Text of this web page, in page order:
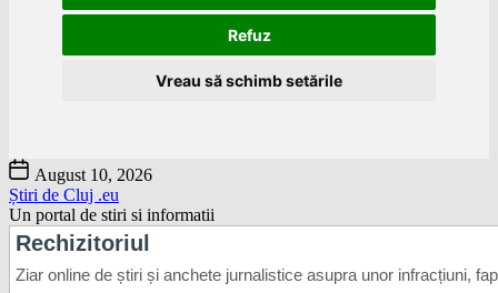
Refuz
Vreau să schimb setările
Skip
to
the
content
August 10, 2026
Știri de Cluj .eu
Un portal de stiri si informatii